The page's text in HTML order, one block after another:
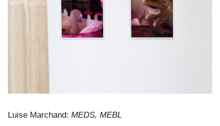
Luise Marchand: MEDS, MEBL